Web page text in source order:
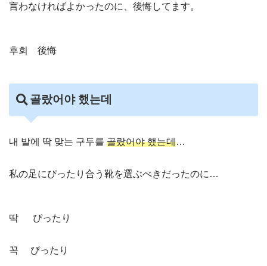
言わなければよかったのに、後悔してます。
후회 後悔
골랐어야 했는데
내 발에 딱 맞는 구두를 골랐어야 했는데…
私の足にぴったり合う靴を選ぶべきだったのに…
딱 ぴったり
꼭 ぴったり